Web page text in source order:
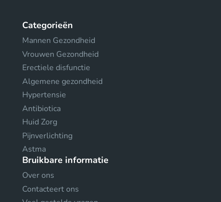
Categorieën
Mannen Gezondheid
Vrouwen Gezondheid
Erectiele disfunctie
Algemene gezondheid
Hypertensie
Antibiotica
Huid Zorg
Pijnverlichting
Astma
Bruikbare informatie
Over ons
Contacteert ons